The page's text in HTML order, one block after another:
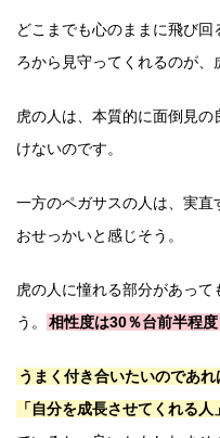
どこまでも心のままに飛び
ろから見守ってくれるのが、
虎の人は、本質的に面倒見
けないのです。
一方のペガサスの人は、実直
おせっかいと感じそう。
虎の人に憧れる部分があっ
う。
相性度は30％台前半程度
うまく付き合いたいのであれ
「自分を成長させてくれる人